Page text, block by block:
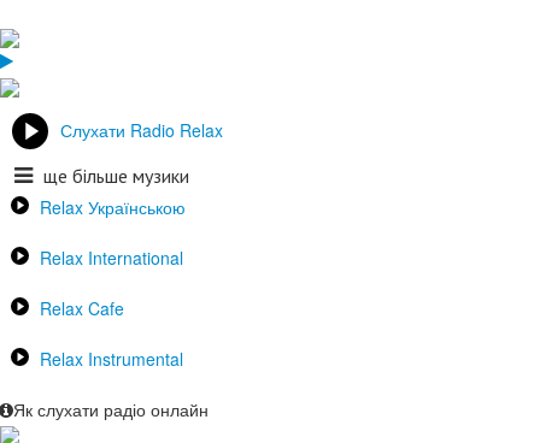
Слухати Radio Relax
ще більше музики
Relax Українською
Relax International
Relax Cafe
Relax Instrumental
Як слухати радіо онлайн